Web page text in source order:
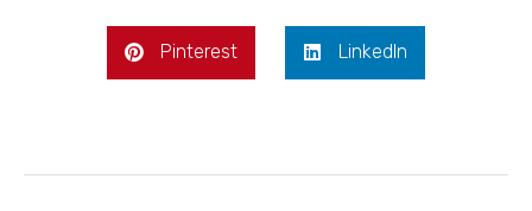
Pinterest LinkedIn